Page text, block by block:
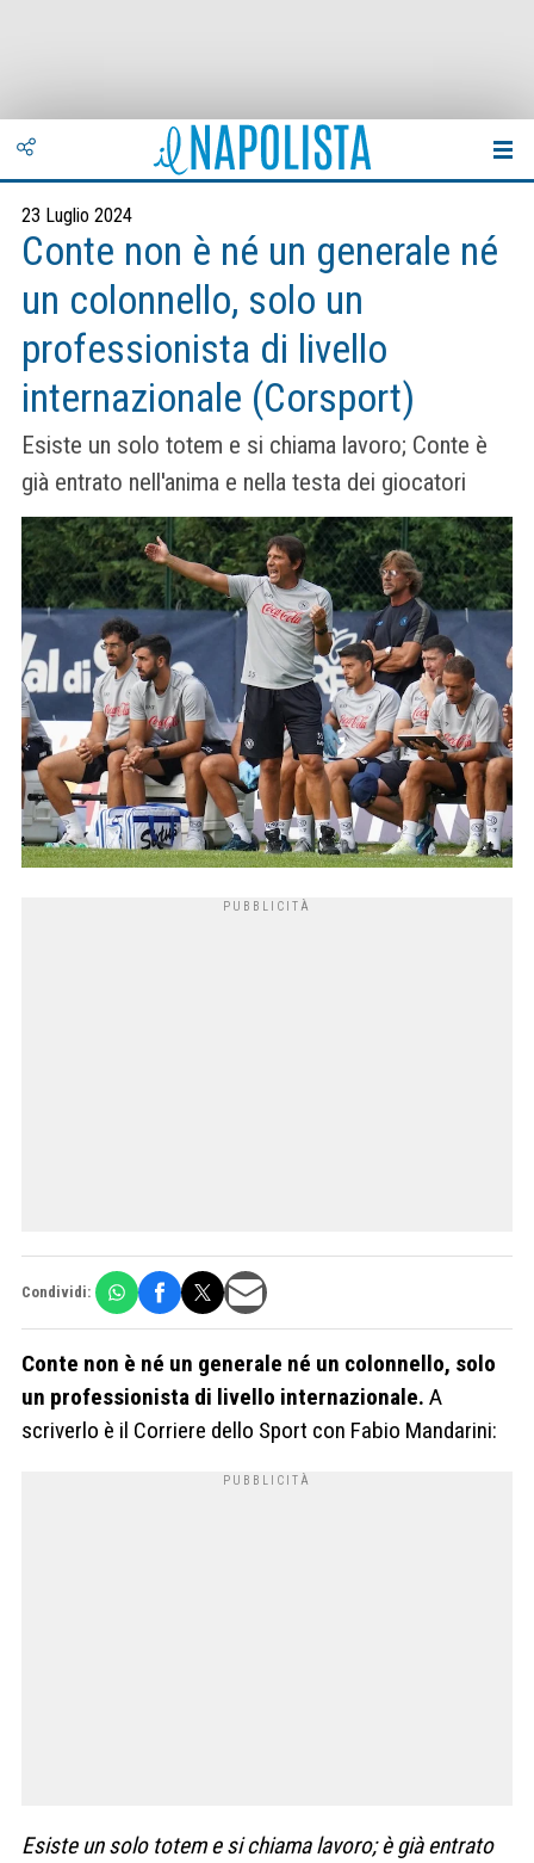
23 Luglio 2024
Conte non è né un generale né
un colonnello, solo un
professionista di livello
internazionale (Corsport)
Esiste un solo totem e si chiama lavoro; Conte è
già entrato nell'anima e nella testa dei giocatori
Condividi:
Conte non è né un generale né un colonnello, solo
un professionista di livello internazionale. A
scriverlo è il Corriere dello Sport con Fabio Mandarini:
Esiste un solo totem e si chiama lavoro; è già entrato